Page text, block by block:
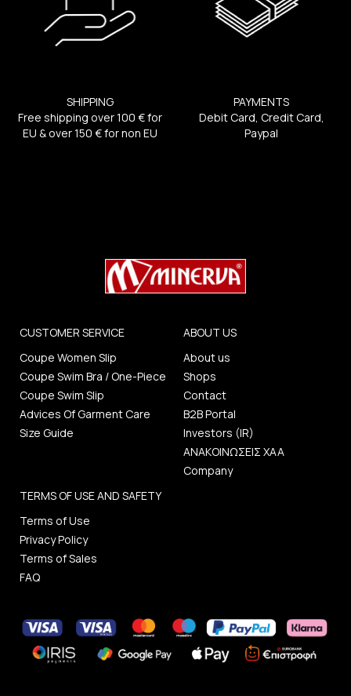
SHIPPING
Free shipping over 100 € for
EU & over 150 € for non EU
PAYMENTS
Debit Card, Credit Card,
Paypal
CUSTOMER SERVICE
Coupe Women Slip
Coupe Swim Bra / One-Piece
Coupe Swim Slip
Advices Of Garment Care
Size Guide
ABOUT US
About us
Shops
Contact
B2B Portal
Investors (IR)
ΑΝΑΚΟΙΝΩΣΕΙΣ ΧΑΑ
Company
TERMS OF USE AND SAFETY
Terms of Use
Privacy Policy
Terms of Sales
FAQ